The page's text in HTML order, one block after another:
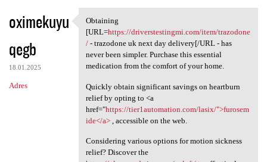
oximekuyu
qegb
18.01.2025
Adres
Obtaining [URL=https:/
Obtaining
[URL=https://driverstestingmi.com/item/trazodone
/- trazodone uk next day delivery[/URL - has
never been simpler. Purchase this essential
medication from the comfort of your home.
Quickly obtain significant savings on heartburn
relief by opting to <a
href="https://tier1automation.com/lasix/">furosem
ide</a>, accessible on the web.
Considering various options for motion sickness
relief? Discover the